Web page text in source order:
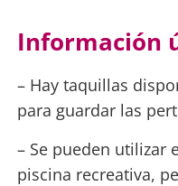
Información
– Hay taquillas
para guardar las
– Se pueden utilizar
piscina recreativa,